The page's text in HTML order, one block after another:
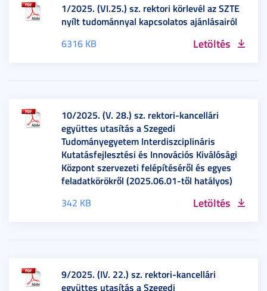
1/2025. (VI.25.) sz. rektori körlevél az SZTE
nyílt tudománnyal kapcsolatos ajánlásairól
6316 KB Letöltés
10/2025. (V. 28.) sz. rektori-kancellári
együttes utasítás a Szegedi
Tudományegyetem Interdiszciplináris
Kutatásfejlesztési és Innovációs Kiválósági
Központ szervezeti felépítéséről és egyes
feladatkörökről (2025.06.01-től hatályos)
342 KB Letöltés
9/2025. (IV. 22.) sz. rektori-kancellári
együttes utasítás a Szegedi